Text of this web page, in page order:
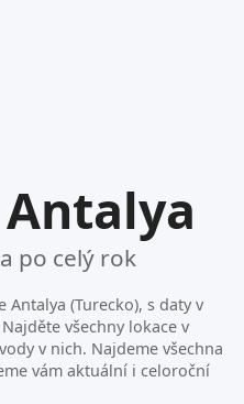
po celý rok
(Turecko), s daty v
všechny lokace v
v nich. Najdeme všechna
vám aktuální i celoroční